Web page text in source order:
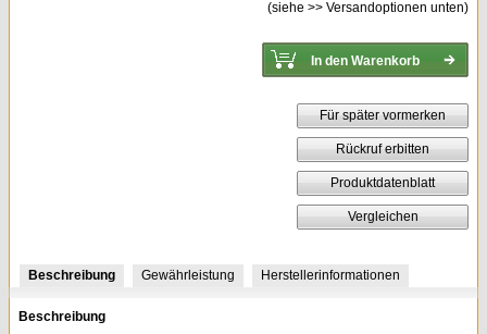
(siehe >> Versandoptionen unten)
Für später vormerken
Rückruf erbitten
Produktdatenblatt
Vergleichen
Beschreibung Gewährleistung Herstellerinformationen
Beschreibung